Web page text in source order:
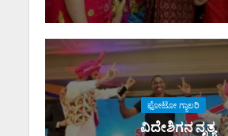
ಫೋಟೋ ಗ್ಯಾಲರಿ
ವಿದೇಶಿಗನ ನೃತ್ಯ